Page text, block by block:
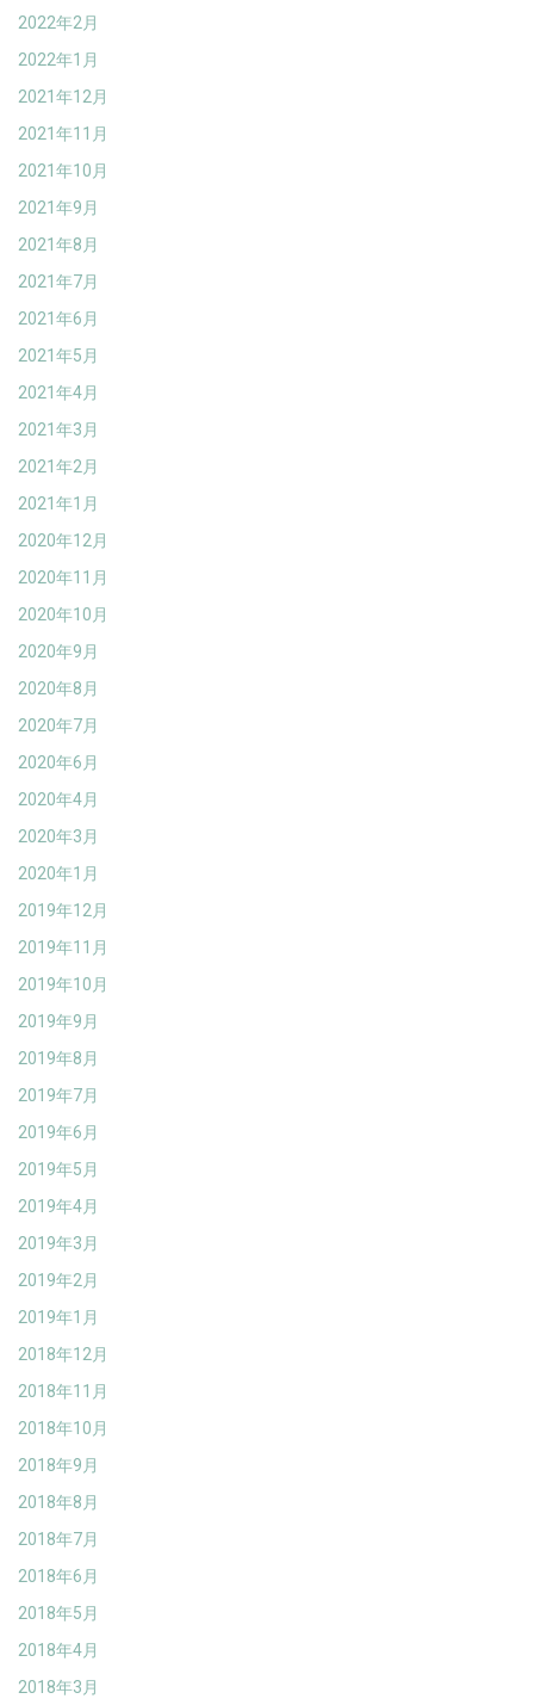
2022年2月
2022年1月
2021年12月
2021年11月
2021年10月
2021年9月
2021年8月
2021年7月
2021年6月
2021年5月
2021年4月
2021年3月
2021年2月
2021年1月
2020年12月
2020年11月
2020年10月
2020年9月
2020年8月
2020年7月
2020年6月
2020年4月
2020年3月
2020年1月
2019年12月
2019年11月
2019年10月
2019年9月
2019年8月
2019年7月
2019年6月
2019年5月
2019年4月
2019年3月
2019年2月
2019年1月
2018年12月
2018年11月
2018年10月
2018年9月
2018年8月
2018年7月
2018年6月
2018年5月
2018年4月
2018年3月